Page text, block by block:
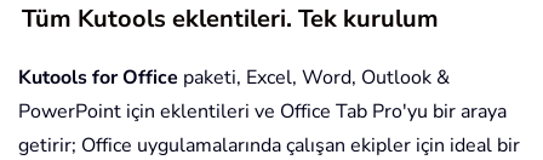
Tüm Kutools eklentileri. Tek kurulum
Kutools for Office paketi, Excel, Word, Outlook &
PowerPoint için eklentileri ve Office Tab Pro'yu bir araya
getirir; Office uygulamalarında çalışan ekipler için ideal bir